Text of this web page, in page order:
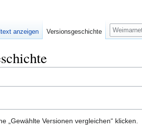
Versionen vergleichen“ klicken.
anzeigen Versionsgeschichte
Suche